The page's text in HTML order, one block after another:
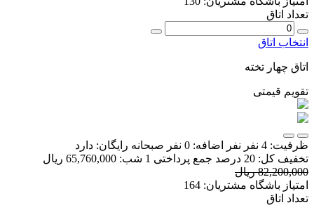
تعداد اتاق
انتخاب اتاق
اتاق چهار تخته
تقویم قیمتی
ظرفیت: 4 نفر نفر اضافه: 0 نفر صبحانه رایگان: دارد
تخفیف کل: 20 درصد جمع پرداختی 1 شب:
65,760,000 ریال
82,200,000 ریال
امتیاز باشگاه مشتریان: 164
تعداد اتاق